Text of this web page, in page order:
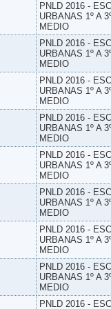
PNLD 2016 -
URBANAS 1º A
MEDIO
PNLD 2016 -
URBANAS 1º A
MEDIO
PNLD 2016 -
URBANAS 1º A
MEDIO
PNLD 2016 -
URBANAS 1º A
MEDIO
PNLD 2016 -
URBANAS 1º A
MEDIO
PNLD 2016 -
URBANAS 1º A
MEDIO
PNLD 2016 -
URBANAS 1º A
MEDIO
PNLD 2016 -
URBANAS 1º A
MEDIO
PNLD 2016 -